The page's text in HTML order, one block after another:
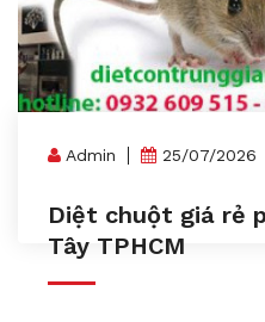
Admin 25/07/2026
Diệt chuột giá rẻ
Tây TPHCM